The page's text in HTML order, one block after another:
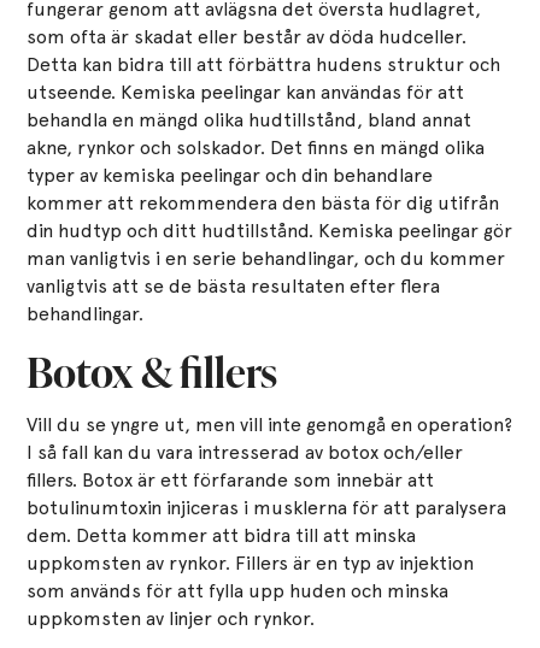
fungerar genom att avlägsna det översta hudlagret,
som ofta är skadat eller består av döda hudceller.
Detta kan bidra till att förbättra hudens struktur och
utseende. Kemiska peelingar kan användas för att
behandla en mängd olika hudtillstånd, bland annat
akne, rynkor och solskador. Det finns en mängd olika
typer av kemiska peelingar och din behandlare
kommer att rekommendera den bästa för dig utifrån
din hudtyp och ditt hudtillstånd. Kemiska peelingar gör
man vanligtvis i en serie behandlingar, och du kommer
vanligtvis att se de bästa resultaten efter flera
behandlingar.
Botox & fillers
Vill du se yngre ut, men vill inte genomgå en operation?
I så fall kan du vara intresserad av botox och/eller
fillers. Botox är ett förfarande som innebär att
botulinumtoxin injiceras i musklerna för att paralysera
dem. Detta kommer att bidra till att minska
uppkomsten av rynkor. Fillers är en typ av injektion
som används för att fylla upp huden och minska
uppkomsten av linjer och rynkor.